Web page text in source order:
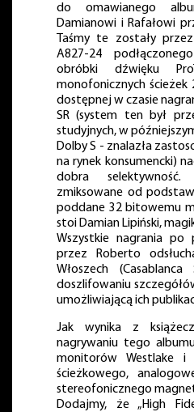
do omawianego
Damianowi i Rafałowi
Taśmy te zostały
A827-24
obróbki dźwięku
monofonicznych
dostępnej w czasie
SR (system ten był
studyjnych, w
Dolby S - znalazła
na rynek konsumencki)
dobra
zmiksowane od
poddane 32 bitowemu
stoi Damian Lipiński,
Wszystkie nagrania po
przez Roberto
Włoszech
doszlifowaniu
umożliwiającą ich
Jak wynika z
nagrywaniu tego
monitorów Westlake i
ścieżkowego,
stereofonicznego
Dodajmy, że „High